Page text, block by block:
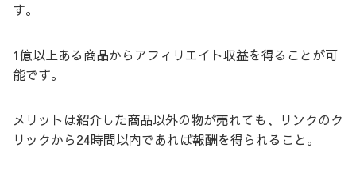
す。
1億以上ある商品からアフィリエイト収益を得ることが可
能です。
メリットは紹介した商品以外の物が売れても、リンクのク
リックから24時間以内であれば報酬を得られること。